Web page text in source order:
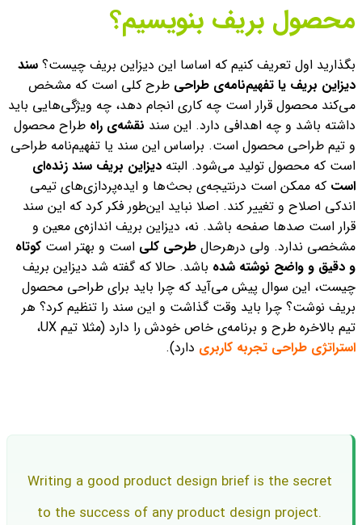
محصول بریف بنویسیم؟
بگذارید اول تعریف کنیم که اساسا این دیزاین بریف چیست؟ سند
دیزاین بریف یا تفهیم‌نامه‌ی طراحی طرح کلی است که مشخص
می‌کند محصول قرار است چه کاری انجام دهد، چه ویژگی‌هایی باید
داشته باشد و چه اهدافی دارد. این سند نقشه‌ی راه طراح محصول
و تیم طراحی محصول است. براساس این سند یا تفهیم‌نامه طراحی
است که محصول تولید می‌شود. البته دیزاین بریف سند زنده‌ای
است که ممکن است درنتیجه‌ی بحث‌ها و ایده‌پردازی‌های تیمی
اندکی اصلاح و تغییر کند. اصلا نباید این‌طور فکر کرد که این سند
قرار است صدها صفحه باشد. نه، دیزاین بریف اندازه‌ی معین و
مشخصی ندارد. ولی درهرحال طرحی کلی است و بهتر است کوتاه
و دقیق و واضح نوشته شده باشد. حالا که گفته شد دیزاین بریف
چیست، این سوال پیش می‌آید که چرا باید برای طراحی محصول
بریف نوشت؟ چرا باید وقت گذاشت و این سند را تنظیم کرد؟ هر
تیم بالاخره طرح و برنامه‌ی خاص خودش را دارد (مثلا تیم UX،
استراتژی طراحی تجربه کاربری دارد).
Writing a good product design brief is the secret
to the success of any product design project.